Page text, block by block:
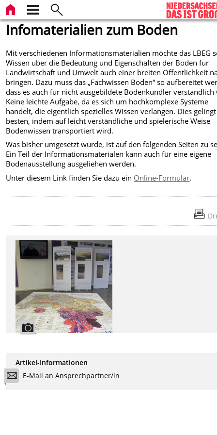
Infomaterialien zum Boden
Mit verschiedenen Informationsmaterialien möchte das LBEG
Wissen über die Bedeutung und Eigenschaften der Böden für
Landwirtschaft und Umwelt auch einer breiten Öffentlichkeit
bringen. Dazu muss das „Fachwissen Boden“ so aufbereitet
dass es auch für nicht ausgebildete Bodenkundler
Keine leichte Aufgabe, da es sich um hochkomplexe Systeme
handelt, die eigentlich spezielles Wissen verlangen. Dies
besten, indem auf leicht verständliche und spielerische Weise
Bodenwissen transportiert wird.
Was bisher umgesetzt wurde, ist auf den folgenden Seiten zu
Ein Teil der Informationsmaterialen kann auch für eine eigene
Bodenausstellung ausgeliehen werden.
Unter diesem Link finden Sie dazu ein Online-Formular.
Artikel-Informationen
E-Mail an Ansprechpartner/in